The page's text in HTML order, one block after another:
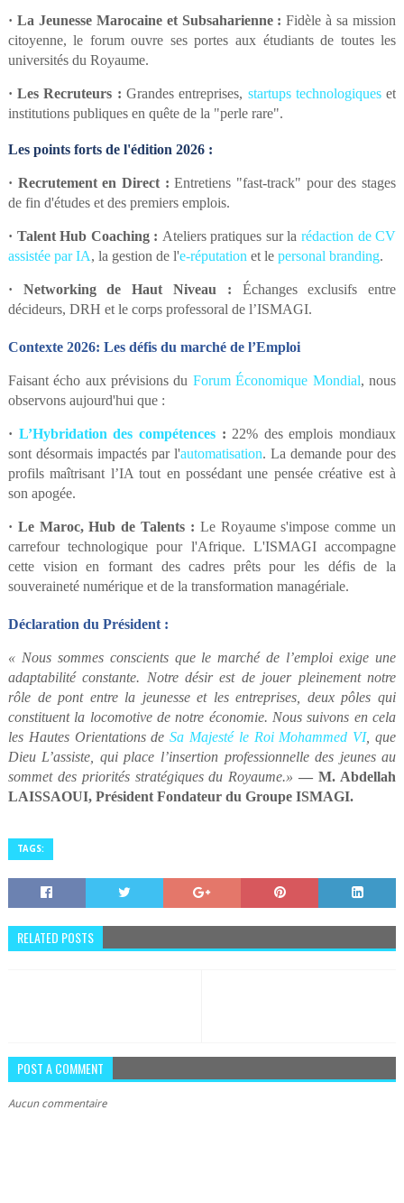
· La Jeunesse Marocaine et Subsaharienne : Fidèle à sa mission
citoyenne, le forum ouvre ses portes aux étudiants de toutes les
universités du Royaume.
·Les Recruteurs : Grandes entreprises, startups technologiqueset
institutions publiques en quête de la "perle rare".
Les points forts de l'édition 2026 :
· Recrutement en Direct : Entretiens "fast-track" pour des stages
de fin d'études et des premiers emplois.
· Talent Hub Coaching : Ateliers pratiques sur la rédaction de CV
assistée par IA, la gestion de l'e-réputationet le personal branding.
· Networking de Haut Niveau : Échanges exclusifs entre
décideurs, DRH et le corps professoral de l’ISMAGI.
Contexte 2026: Les défis du marché de l’Emploi
Faisant écho aux prévisions du Forum Économique Mondial, nous
observons aujourd'hui que :
· L’Hybridation des compétences: 22% des emplois mondiaux
sont désormais impactés par l'automatisation. La demande pour des
profils maîtrisant l’IA tout en possédant une pensée créative est à
son apogée.
· Le Maroc, Hub de Talents : Le Royaume s'impose comme un
carrefour technologique pour l'Afrique. L'ISMAGI accompagne
cette vision en formant des cadres prêts pour les défis de la
souveraineté numérique et de la transformation managériale.
Déclaration du Président :
« Nous sommes conscients que le marché de l’emploi exige une
adaptabilité constante. Notre désir est de jouer pleinement notre
rôle de pont entre la jeunesse et les entreprises, deux pôles qui
constituent la locomotive de notre économie. Nous suivons en cela
les Hautes Orientations deSa Majesté le Roi Mohammed VI, que
Dieu L’assiste, qui place l’insertion professionnelle des jeunes au
sommet des priorités stratégiques du Royaume.» — M. Abdellah
LAISSAOUI, Président Fondateur du Groupe ISMAGI.
TAGS:
RELATED POSTS
POST A COMMENT
Aucun commentaire